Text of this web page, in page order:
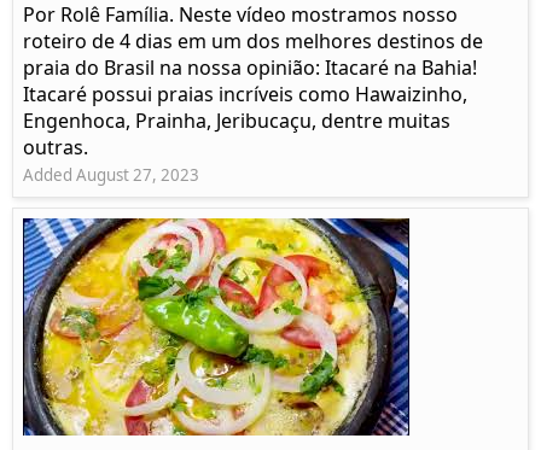
Por Rolê Família. Neste vídeo mostramos nosso
roteiro de 4 dias em um dos melhores destinos de
praia do Brasil na nossa opinião: Itacaré na Bahia!
Itacaré possui praias incríveis como Hawaizinho,
Engenhoca, Prainha, Jeribucaçu, dentre muitas
outras.
Added August 27, 2023